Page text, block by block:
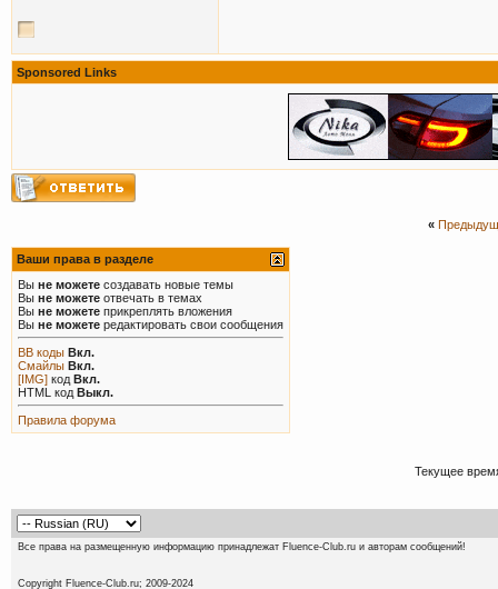
Sponsored Links
«
Ваши права в разделе
Вы не можете создавать новые темы
Вы не можете отвечать в темах
Вы не можете прикреплять вложения
Вы не можете редактировать свои сообщения
BB коды Вкл.
Смайлы Вкл.
[IMG] код Вкл.
HTML код Выкл.
Правила форума
Текущее
Все права на размещенную информацию принадлежат Fluence-Club.ru и авторам сообщений!
Copyright Fluence-Club.ru;